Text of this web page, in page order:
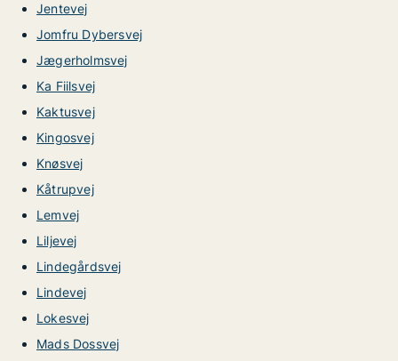
Jentevej
Jomfru Dybersvej
Jægerholmsvej
Ka Fiilsvej
Kaktusvej
Kingosvej
Knøsvej
Kåtrupvej
Lemvej
Liljevej
Lindegårdsvej
Lindevej
Lokesvej
Mads Dossvej